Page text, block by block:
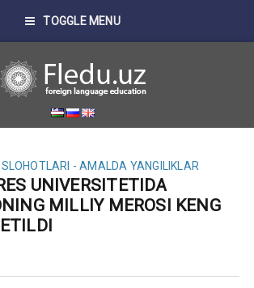
TOGGLE MENU
- AMALDA YANGILIKLAR
UNIVERSITETIDA
MILLIY MEROSI KENG